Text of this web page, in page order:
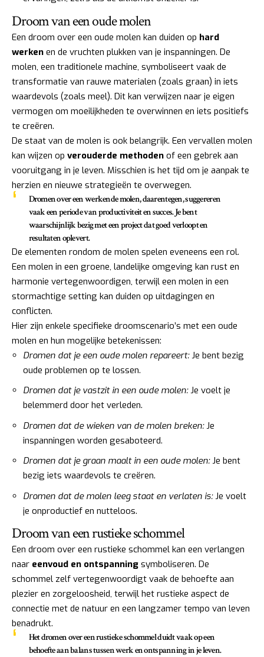
Droom van een oude molen
Een droom over een oude molen kan duiden op hard
werken en de vruchten plukken van je inspanningen. De
molen, een traditionele machine, symboliseert vaak de
transformatie van rauwe materialen (zoals graan) in iets
waardevols (zoals meel). Dit kan verwijzen naar je eigen
vermogen om moeilijkheden te overwinnen en iets positiefs
te creëren.
De staat van de molen is ook belangrijk. Een vervallen molen
kan wijzen op verouderde methoden of een gebrek aan
vooruitgang in je leven. Misschien is het tijd om je aanpak te
herzien en nieuwe strategieën te overwegen.
Dromen over een werkende molen, daarentegen, suggereren
vaak een periode vanproductiviteit en succes. Je bent
waarschijnlijk bezig met een project dat goed verloopt en
resultaten oplevert.
De elementen rondom de molen spelen eveneens een rol.
Een molen in een groene, landelijke omgeving kan rust en
harmonie vertegenwoordigen, terwijl een molen in een
stormachtige setting kan duiden op uitdagingen en
conflicten.
Hier zijn enkele specifieke droomscenario’s met een oude
molen en hun mogelijke betekenissen:
Dromen dat je een oude molen repareert:Je bent bezig
oude problemen op te lossen.
Dromen dat je vastzit in een oude molen:Je voelt je
belemmerd door het verleden.
Dromen dat de wieken van de molen breken:Je
inspanningen worden gesaboteerd.
Dromen dat je graan maalt in een oude molen:Je bent
bezig iets waardevols te creëren.
Dromen dat de molen leeg staat en verlaten is:Je voelt
je onproductief en nutteloos.
Droom van een rustieke schommel
Een droom over een rustieke schommel kan een verlangen
naar eenvoud en ontspanning symboliseren. De
schommel zelf vertegenwoordigt vaak de behoefte aan
plezier en zorgeloosheid, terwijl het rustieke aspect de
connectie met de natuur en een langzamer tempo van leven
benadrukt.
Het dromen over een rustieke schommel duidt vaak op een
behoefte aan balans tussen werk en ontspanning in je leven.